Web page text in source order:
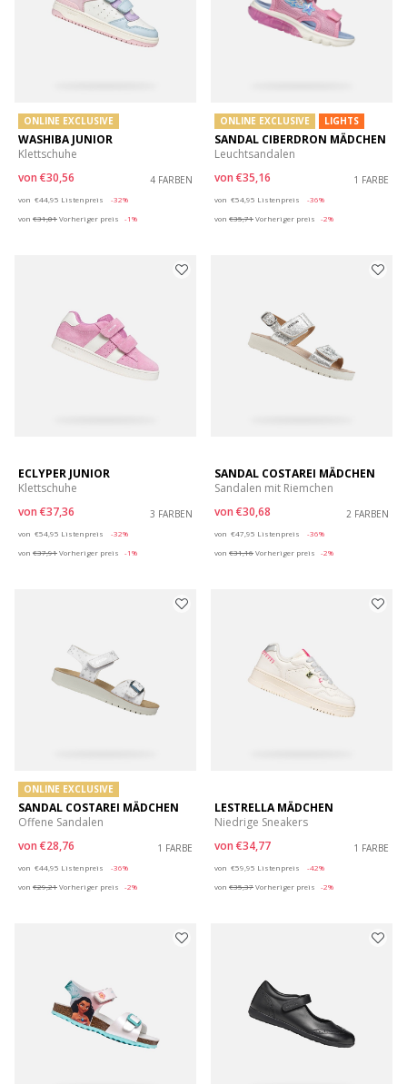
ONLINE EXCLUSIVE
WASHIBA JUNIOR
Klettschuhe
von €30,56 4 FARBEN
von €44,95 Listenpreis
-32%
von €31,01Vorheriger preis -1%
ONLINE EXCLUSIVE LIGHTS
SANDAL CIBERDRON MÄDCHEN
Leuchtsandalen
von €35,16 1 FARBE
von €54,95 Listenpreis
-36%
von €35,71Vorheriger preis -2%
ECLYPER JUNIOR
Klettschuhe
von €37,36 3 FARBEN
von €54,95 Listenpreis
-32%
von €37,91Vorheriger preis -1%
SANDAL COSTAREI MÄDCHEN
Sandalen mit Riemchen
von €30,68 2 FARBEN
von €47,95 Listenpreis
-36%
von €31,16Vorheriger preis -2%
ONLINE EXCLUSIVE
SANDAL COSTAREI MÄDCHEN
Offene Sandalen
von €28,76 1 FARBE
von €44,95 Listenpreis
-36%
von €29,21Vorheriger preis -2%
LESTRELLA MÄDCHEN
Niedrige Sneakers
von €34,77 1 FARBE
von €59,95 Listenpreis
-42%
von €35,37Vorheriger preis -2%